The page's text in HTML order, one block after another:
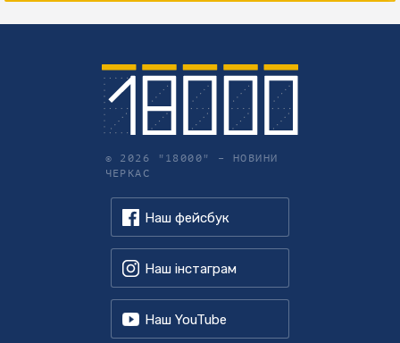
© 2026 "18000" – НОВИНИ
ЧЕРКАС
Наш фейсбук
Наш інстаграм
Наш YouTube